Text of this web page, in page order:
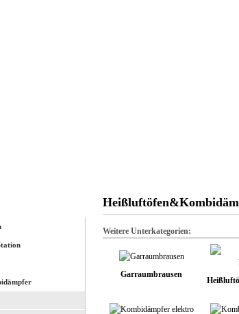
Weitere Unterkategorien:
Garraumbrausen